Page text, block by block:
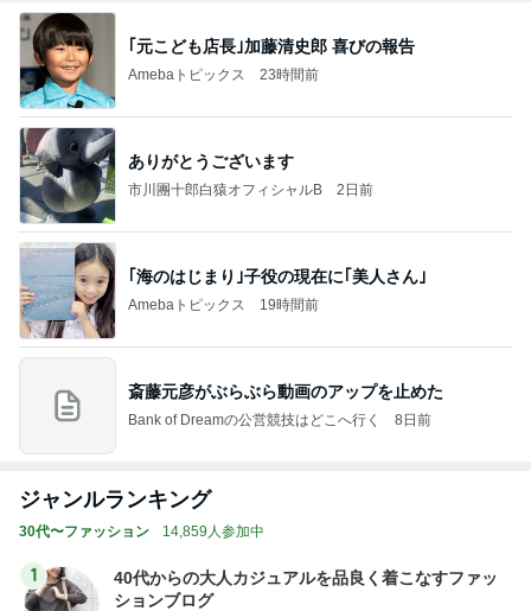
｢元こども店長｣加藤清史郎 喜びの報告
Amebaトピックス 23時間前
ありがとうございます
市川團十郎白猿オフィシャルB 2日前
｢海のはじまり｣子役の現在に｢美人さん｣
Amebaトピックス 19時間前
斎藤元彦がぶらぶら動画のアップを止めた
Bank of Dreamの公営競技はどこへ行く 8日前
ジャンルランキング
30代〜ファッション 14,859人参加中
1
40代からの大人カジュアルを品良く着こなすファッ
ションブログ